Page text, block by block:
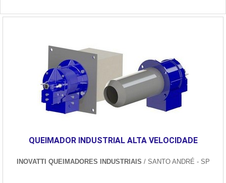
QUEIMADOR INDUSTRIAL ALTA VELOCIDADE
INOVATTI QUEIMADORES INDUSTRIAIS / SANTO ANDRÉ - SP